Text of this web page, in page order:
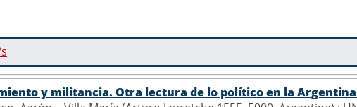
y militancia. Otra lectura de lo político en la